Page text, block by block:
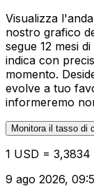
Visualizza
nostro grafico
segue 12 mesi
indica con
momento.
evolve a tuo
informeremo
Monitora il tasso di
1 USD = 3,3834
9 ago 2026,